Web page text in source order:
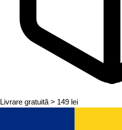
Livrare gratuită > 149 lei